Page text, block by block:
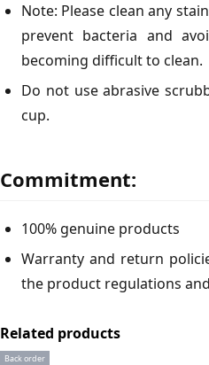
Note: Please clean any
prevent bacteria and
becoming difficult to clean.
Do not use abrasive
cup.
Commitment:
100% genuine products
Warranty and return
the product regulations
Related products
Back order